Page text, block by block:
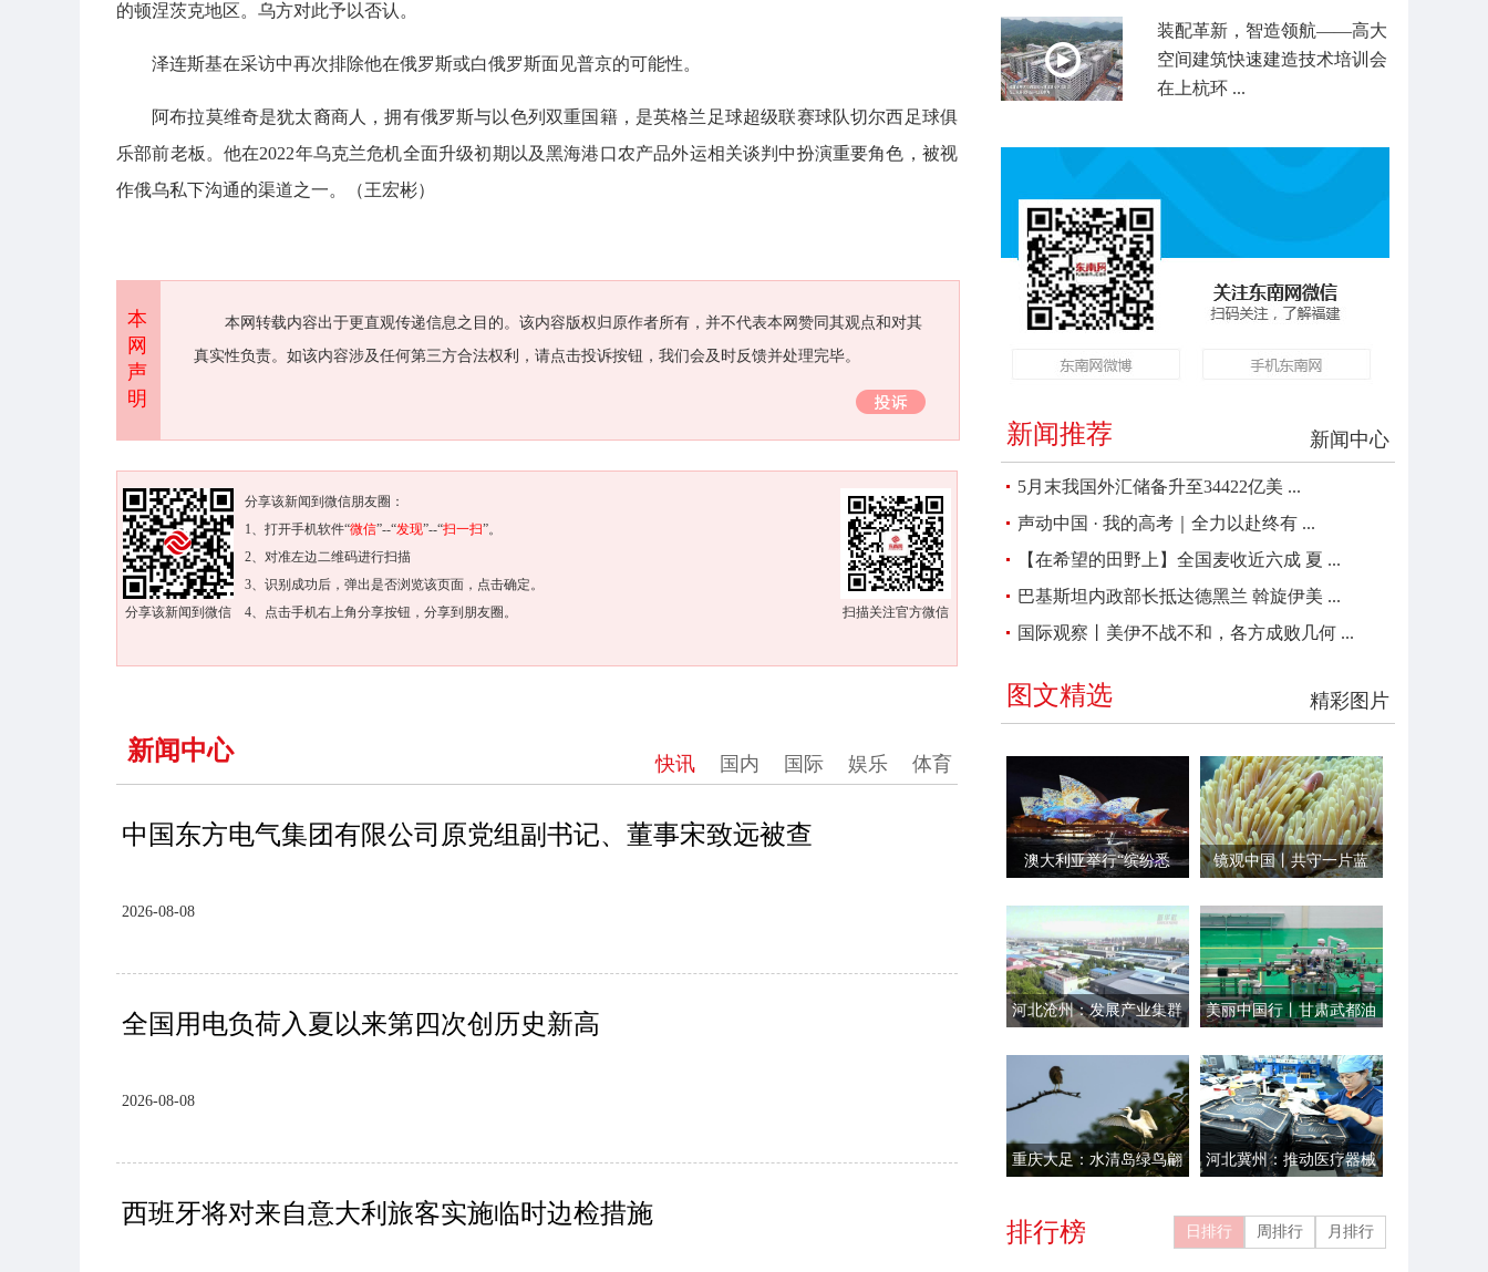
的顿涅茨克地区。乌方对此予以否认。
泽连斯基在采访中再次排除他在俄罗斯或白俄罗斯面见普京的可能性。
阿布拉莫维奇是犹太裔商人，拥有俄罗斯与以色列双重国籍，是英格兰足球超级联赛球队切尔西足球俱
乐部前老板。他在2022年乌克兰危机全面升级初期以及黑海港口农产品外运相关谈判中扮演重要角色，被视
作俄乌私下沟通的渠道之一。（王宏彬）
本
网
声
明
本网转载内容出于更直观传递信息之目的。该内容版权归原作者所有，并不代表本网赞同其观点和对其
真实性负责。如该内容涉及任何第三方合法权利，请点击投诉按钮，我们会及时反馈并处理完毕。
扫描关注官方微信
分享该新闻到微信
分享该新闻到微信朋友圈：
1、打开手机软件“微信”--“发现”--“扫一扫”。
2、对准左边二维码进行扫描
3、识别成功后，弹出是否浏览该页面，点击确定。
4、点击手机右上角分享按钮，分享到朋友圈。
新闻中心 快讯 国内 国际 娱乐 体育
中国东方电气集团有限公司原党组副书记、董事宋致远被查
2026-08-08
全国用电负荷入夏以来第四次创历史新高
2026-08-08
西班牙将对来自意大利旅客实施临时边检措施
装配革新，智造领航——高大
空间建筑快速建造技术培训会
在上杭环 ...
新闻中心
新闻推荐
5月末我国外汇储备升至34422亿美 ...
声动中国 · 我的高考｜全力以赴终有 ...
【在希望的田野上】全国麦收近六成 夏 ...
巴基斯坦内政部长抵达德黑兰 斡旋伊美 ...
国际观察丨美伊不战不和，各方成败几何 ...
精彩图片
图文精选
澳大利亚举行“缤纷悉
镜观中国丨共守一片蓝
河北沧州：发展产业集群
美丽中国行丨甘肃武都油
重庆大足：水清岛绿鸟翩
河北冀州：推动医疗器械
排行榜 日排行 周排行 月排行